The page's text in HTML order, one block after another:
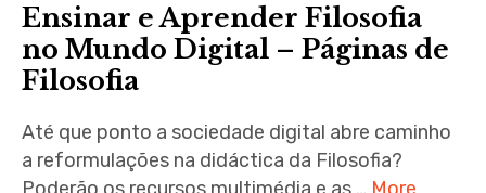
Ensinar e Aprender Filosofia
no Mundo Digital – Páginas de
Filosofia
Até que ponto a sociedade digital abre caminho
a reformulações na didáctica da Filosofia?